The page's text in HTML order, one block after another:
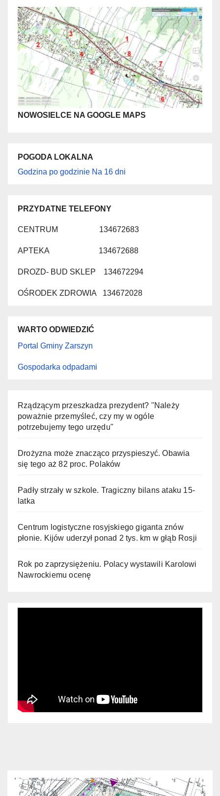
NOWOSIELCE NA GOOGLE MAPS
POGODA LOKALNA
Godzina po godzinie Na 16 dni
PRZYDATNE TELEFONY
CENTRUM 134672683
APTEKA 134672688
DROZD- BUD SKLEP 134672294
OŚRODEK ZDROWIA 134672028
WARTO ODWIEDZIĆ
Portal Gminy Zarszyn
Gospodarka odpadami
Rządzącym przeszkadza prezydent? "Należy
poważnie przemyśleć, czy my w ogóle
potrzebujemy tego urzędu"
Drożyzna może znacząco przyspieszyć. Obawia
się tego aż 82 proc. Polaków
Padły strzały w szkole. Tragiczny bilans ataku 15-
latka
Centrum logistyczne rosyjskiego giganta znów
płonie. Kijów uderzył ponad 2 tys. km w głąb Rosji
Rok po zaprzysiężeniu. Polacy wystawili Karolowi
Nawrockiemu ocenę